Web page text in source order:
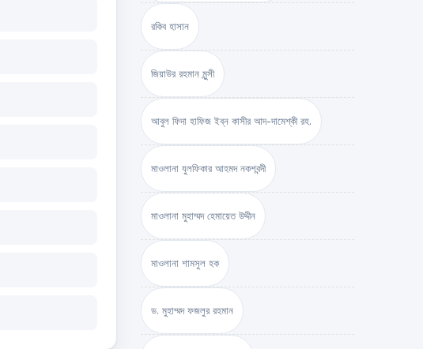
রকিব হাসান
জিয়াউর রহমান মুন্সী
আবুল ফিদা হাফিজ ইব্‌ন কাসীর আদ-দামেশ্‌কী রহ.
মাওলানা যুলফিকার আহমদ নকশবন্দী
মাওলানা মুহাম্মদ হেমায়েত উদ্দীন
মাওলানা শামসুল হক
ড. মুহাম্মদ ফজলুর রহমান